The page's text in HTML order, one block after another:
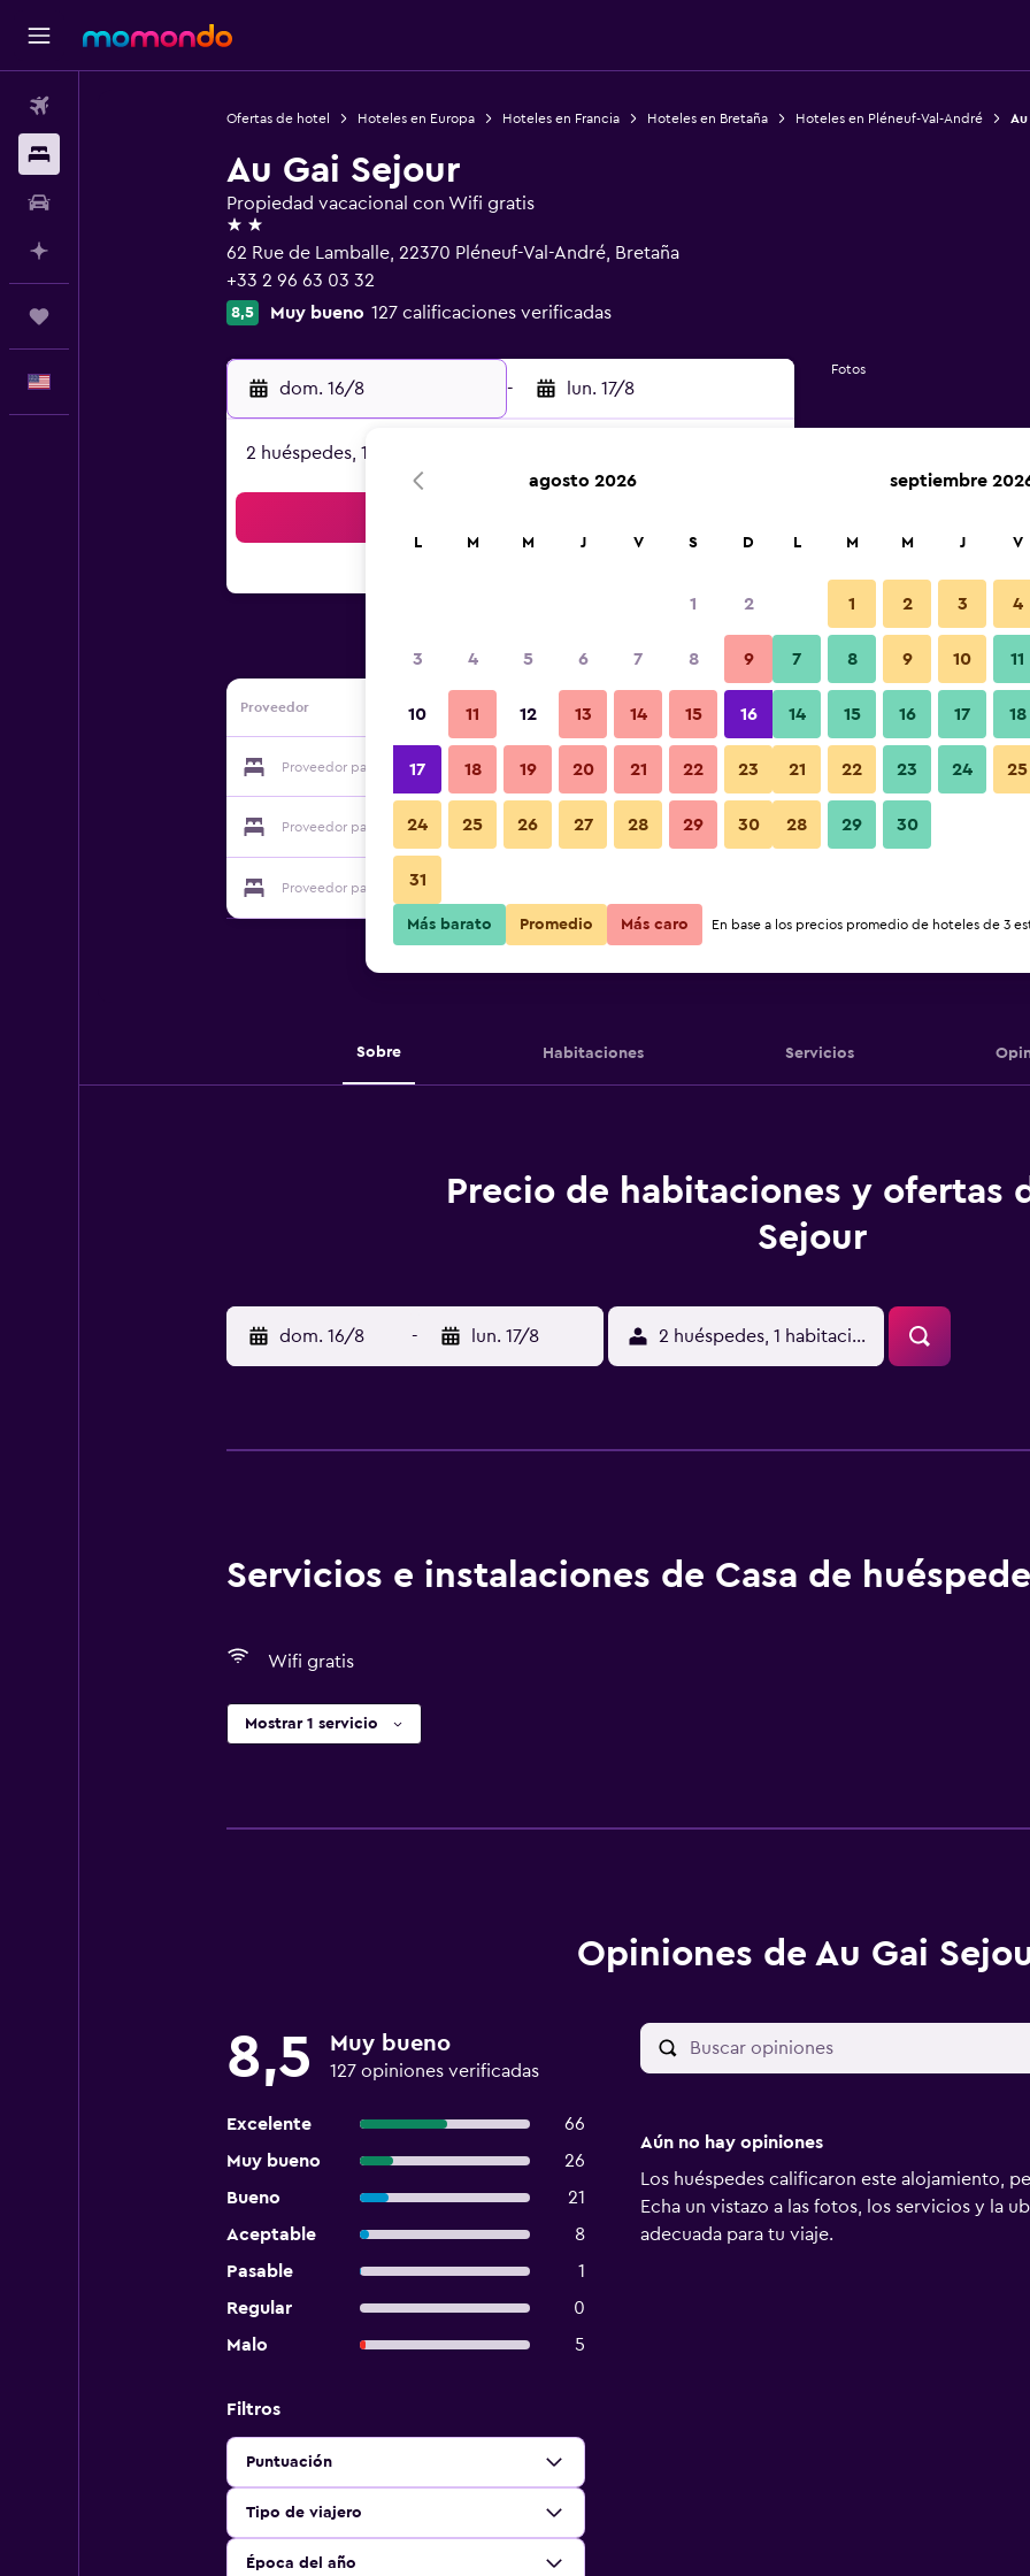
Ofertas de hotel Hoteles en Europa Hoteles en Francia Hoteles en Bretaña Hoteles en Pléneuf-Val-André Au
Au Gai Sejour
Propiedad vacacional con Wifi gratis
2 estrellas
62 Rue de Lamballe, 22370 Pléneuf-Val-André, Bretaña
+33 2 96 63 03 32
8,5 Muy bueno 127 calificaciones verificadas
dom. 16/8 - lun. 17/8
2 huéspedes, 1 habitación
Proveedor
Proveedor para Au Gai Sejour Ver precios
Proveedor para Au Gai Sejour Ver precios
Proveedor para Au Gai Sejour
Fotos
Sobre Habitaciones Servicios
Precio de habitaciones y ofertas
Sejour
dom. 16/8 - lun. 17/8 2 huéspedes, 1 habitación
Servicios e instalaciones de Casa de
Wifi gratis
Mostrar 1 servicio
Opiniones de Au Gai
8,5 Muy bueno
127 opiniones verificadas
Excelente
66
Muy bueno
26
Bueno
21
Aceptable
8
Pasable
1
Regular
0
Malo
5
Filtros
Puntuación
Tipo de viajero
Época del año
Aún no hay opiniones
Los huéspedes calificaron este alojamiento,
Echa un vistazo a las fotos, los servicios y la
adecuada para tu viaje.
agosto 2026
L M M J V S D
1 2
3 4 5 6 7 8 9
10 11 12 13 14 15 16
17 18 19 20 21 22 23
24 25 26 27 28 29 30
31
septiembre
L M M J V
1 2 3 4
7 8 9 10 11
14 15 16 17 18
21 22 23 24 25
28 29 30
Más barato Promedio Más caro En base a los precios promedio de hoteles de 3